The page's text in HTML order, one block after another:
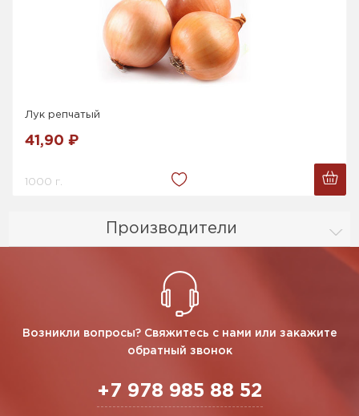
Производители
Лук репчатый
41,90 ₽
1000 г.
Возникли вопросы? Свяжитесь с нами или закажите
обратный звонок
+7 978 985 88 52